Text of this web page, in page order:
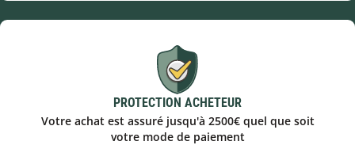
PROTECTION ACHETEUR
Votre achat est assuré jusqu'à 2500€ quel que soit
votre mode de paiement